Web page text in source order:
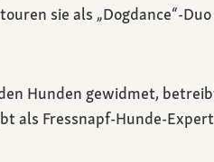
sie als „Dogdance“-
Hunden gewidmet,
als Fressnapf-Hunde-